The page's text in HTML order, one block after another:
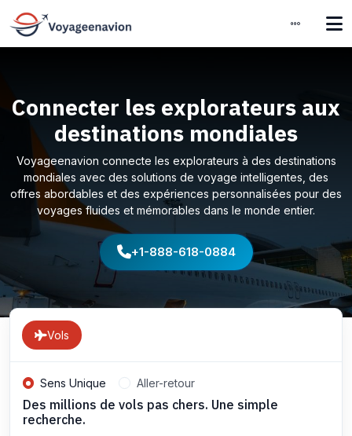
Connecter les explorateurs aux
destinations mondiales
Voyageenavion connecte les explorateurs à des destinations
mondiales avec des solutions de voyage intelligentes, des
offres abordables et des expériences personnalisées pour des
voyages fluides et mémorables dans le monde entier.
+1-888-618-0884
Vols
Sens Unique Aller-retour
Des millions de vols pas chers. Une simple
recherche.